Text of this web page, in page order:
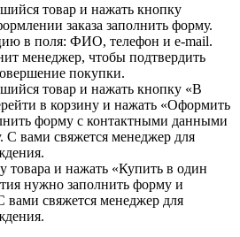
товар и нажать кнопку
заказа заполнить форму.
в поля: ФИО, телефон и e-mail.
менеджер, чтобы подтвердить
покупки.
товар и нажать кнопку «В
в корзину и нажать «Оформить
форму с контактными данными
С вами свяжется менеджер для
товара и нажать «Купить в один
нужно заполнить форму и
вами свяжется менеджер для